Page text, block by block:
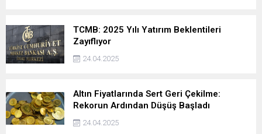
TCMB: 2025 Yılı Yatırım Beklentileri
Zayıflıyor
24.04.2025
Altın Fiyatlarında Sert Geri Çekilme:
Rekorun Ardından Düşüş Başladı
24.04.2025